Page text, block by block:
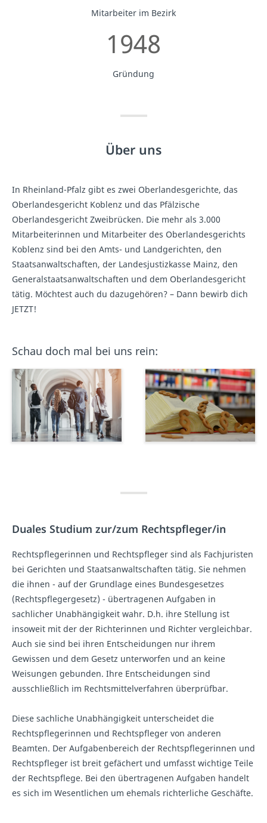
Mitarbeiter im Bezirk
1948
Gründung
Über uns
In Rheinland-Pfalz gibt es zwei Oberlandesgerichte, das
Oberlandesgericht Koblenz und das Pfälzische
Oberlandesgericht Zweibrücken. Die mehr als 3.000
Mitarbeiterinnen und Mitarbeiter des Oberlandesgerichts
Koblenz sind bei den Amts- und Landgerichten, den
Staatsanwaltschaften, der Landesjustizkasse Mainz, den
Generalstaatsanwaltschaften und dem Oberlandesgericht
tätig. Möchtest auch du dazugehören? – Dann bewirb dich
JETZT!
Schau doch mal bei uns rein:
Duales Studium zur/zum Rechtspfleger/in
Rechtspflegerinnen und Rechtspfleger sind als Fachjuristen
bei Gerichten und Staatsanwaltschaften tätig. Sie nehmen
die ihnen - auf der Grundlage eines Bundesgesetzes
(Rechtspflegergesetz) - übertragenen Aufgaben in
sachlicher Unabhängigkeit wahr. D.h. ihre Stellung ist
insoweit mit der der Richterinnen und Richter vergleichbar.
Auch sie sind bei ihren Entscheidungen nur ihrem
Gewissen und dem Gesetz unterworfen und an keine
Weisungen gebunden. Ihre Entscheidungen sind
ausschließlich im Rechtsmittelverfahren überprüfbar.
Diese sachliche Unabhängigkeit unterscheidet die
Rechtspflegerinnen und Rechtspfleger von anderen
Beamten. Der Aufgabenbereich der Rechtspflegerinnen und
Rechtspfleger ist breit gefächert und umfasst wichtige Teile
der Rechtspflege. Bei den übertragenen Aufgaben handelt
es sich im Wesentlichen um ehemals richterliche Geschäfte.